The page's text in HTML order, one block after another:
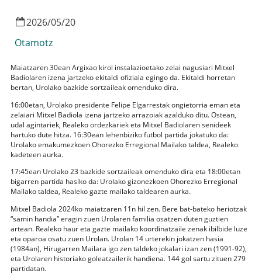
2026/05/20
Otamotz
Maiatzaren 30ean Argixao kirol instalazioetako zelai nagusiari Mitxel
Badiolaren izena jartzeko ekitaldi ofiziala egingo da. Ekitaldi horretan
bertan, Urolako bazkide sortzaileak omenduko dira.
16:00etan, Urolako presidente Felipe Elgarrestak ongietorria eman eta
zelaiari Mitxel Badiola izena jartzeko arrazoiak azalduko ditu. Ostean,
udal agintariek, Realeko ordezkariek eta Mitxel Badiolaren senideek
hartuko dute hitza. 16:30ean lehenbiziko futbol partida jokatuko da:
Urolako emakumezkoen Ohorezko Erregional Mailako taldea, Realeko
kadeteen aurka.
17:45ean Urolako 23 bazkide sortzaileak omenduko dira eta 18:00etan
bigarren partida hasiko da: Urolako gizonezkoen Ohorezko Erregional
Mailako taldea, Realeko gazte mailako taldearen aurka.
Mitxel Badiola 2024ko maiatzaren 11n hil zen. Bere bat-bateko heriotzak
“samin handia” eragin zuen Urolaren familia osatzen duten guztien
artean. Realeko haur eta gazte mailako koordinatzaile zenak ibilbide luze
eta oparoa osatu zuen Urolan. Urolan 14 urterekin jokatzen hasia
(1984an), Hirugarren Mailara igo zen taldeko jokalari izan zen (1991-92),
eta Urolaren historiako goleatzailerik handiena. 144 gol sartu zituen 279
partidatan.